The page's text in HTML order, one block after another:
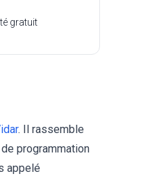
gratuit
. Il rassemble
programmation
appelé